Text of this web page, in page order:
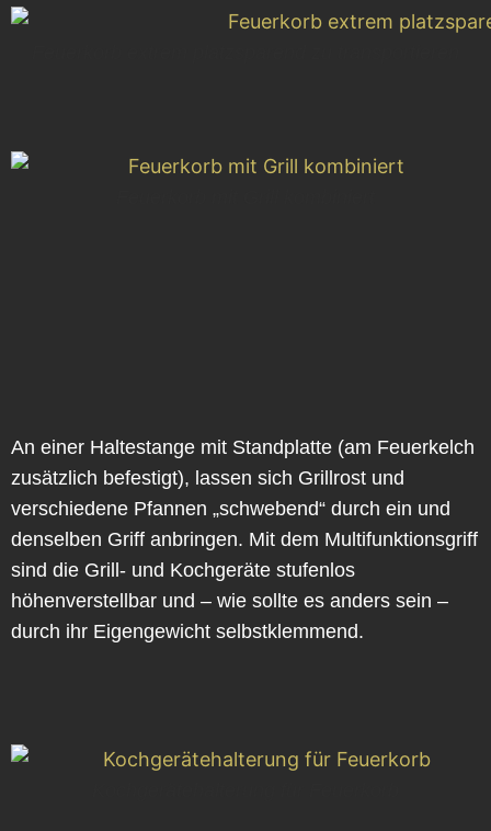
An einer Haltestange mit Standplatte (am Feuerkelch
zusätzlich befestigt), lassen sich Grillrost und
verschiedene Pfannen „schwebend“ durch ein und
denselben Griff anbringen. Mit dem Multifunktionsgriff
sind die Grill- und Kochgeräte stufenlos
höhenverstellbar und – wie sollte es anders sein –
durch ihr Eigengewicht selbstklemmend.